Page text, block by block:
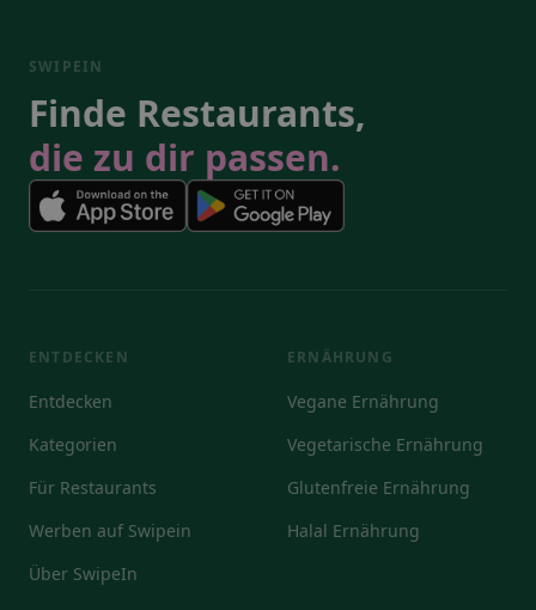
SWIPEIN
Finde Restaurants,
die zu dir passen.
ENTDECKEN
Entdecken
Kategorien
Für Restaurants
Werben auf Swipein
Über SwipeIn
ERNÄHRUNG
Vegane Ernährung
Vegetarische Ernährung
Glutenfreie Ernährung
Halal Ernährung